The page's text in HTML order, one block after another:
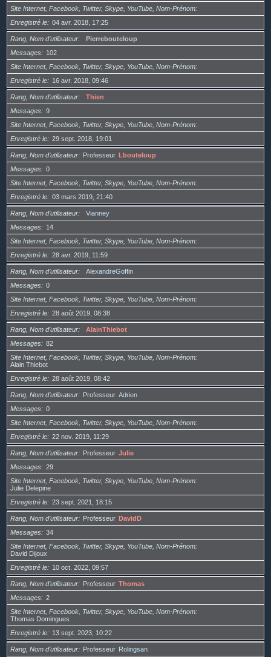
Site Internet, Facebook, Twitter, Skype, YouTube, Nom-Prénom
Enregistré le
04 avr. 2018, 17:25
Rang, Nom d’utilisateur
Pierrebouteloup
Messages
102
Site Internet, Facebook, Twitter, Skype, YouTube, Nom-Prénom
Enregistré le
16 avr. 2018, 09:46
Rang, Nom d’utilisateur
Thien
Messages
9
Site Internet, Facebook, Twitter, Skype, YouTube, Nom-Prénom
Enregistré le
29 sept. 2018, 19:01
Rang, Nom d’utilisateur Professeur Lbouteloup
Messages
0
Site Internet, Facebook, Twitter, Skype, YouTube, Nom-Prénom
Enregistré le
03 mars 2019, 21:40
Rang, Nom d’utilisateur
Vianney
Messages
14
Site Internet, Facebook, Twitter, Skype, YouTube, Nom-Prénom
Enregistré le
28 avr. 2019, 11:59
Rang, Nom d’utilisateur
AlexandreGoffin
Messages
0
Site Internet, Facebook, Twitter, Skype, YouTube, Nom-Prénom
Enregistré le
28 août 2019, 08:38
Rang, Nom d’utilisateur
AlainThiebot
Messages
82
Site Internet, Facebook, Twitter, Skype, YouTube, Nom-Prénom
Alain Thiebot
Enregistré le
28 août 2019, 08:42
Rang, Nom d’utilisateur Professeur Adrien
Messages
0
Site Internet, Facebook, Twitter, Skype, YouTube, Nom-Prénom
Enregistré le
22 nov. 2019, 11:29
Rang, Nom d’utilisateur Professeur Julie
Messages
29
Site Internet, Facebook, Twitter, Skype, YouTube, Nom-Prénom
Julie Delepine
Enregistré le
23 sept. 2021, 18:15
Rang, Nom d’utilisateur Professeur DavidD
Messages
34
Site Internet, Facebook, Twitter, Skype, YouTube, Nom-Prénom
David Dijoux
Enregistré le
10 oct. 2022, 09:57
Rang, Nom d’utilisateur Professeur Thomas
Messages
2
Site Internet, Facebook, Twitter, Skype, YouTube, Nom-Prénom
Thomas Domingues
Enregistré le
13 sept. 2023, 10:22
Rang, Nom d’utilisateur Professeur Rolingsan